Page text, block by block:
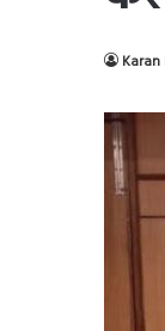
Karan